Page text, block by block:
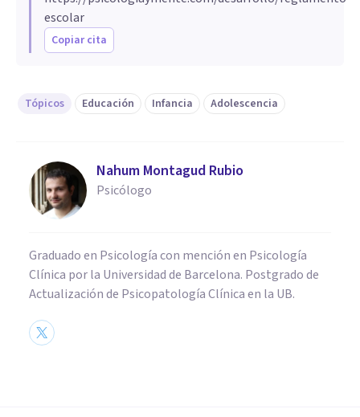
escolar
Copiar cita
Tópicos Educación Infancia Adolescencia
Nahum Montagud Rubio
Psicólogo
Graduado en Psicología con mención en Psicología
Clínica por la Universidad de Barcelona. Postgrado de
Actualización de Psicopatología Clínica en la UB.